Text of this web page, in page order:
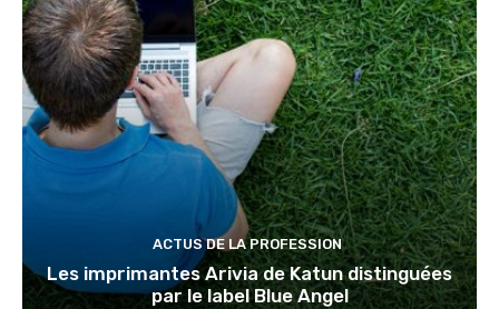
ACTUS DE LA PROFESSION
Les imprimantes Arivia de Katun distinguées
par le label Blue Angel